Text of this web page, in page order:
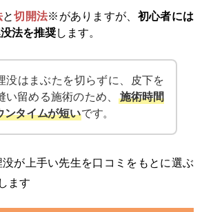
と切開法※がありますが、 初心者には
法を推奨します。
没はまぶたを切らずに、皮下を
い留める施術のため、
施術時間
ンタイムが短いです。
が上手い先生を口コミをもとに選ぶ
ます